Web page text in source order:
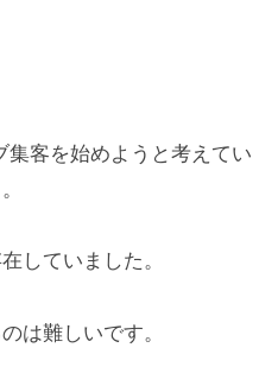
客を始めようと考えてい
していました。
は難しいです。